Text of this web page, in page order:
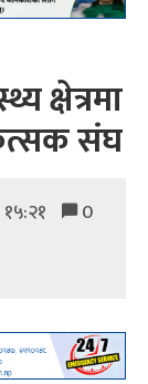
क्षेत्रमा
संघ
0